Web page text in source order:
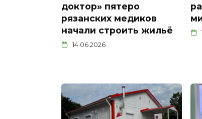
доктор» пятеро
рязанских медиков
начали строить жильё
14.06.2026